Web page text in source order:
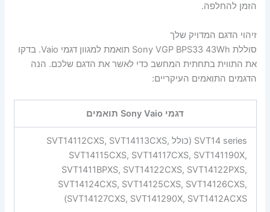
הזמן להחלפה.
זיהוי הדגם המדויק שלך
סוללת Sony VGP BPS33 43Wh תואמת למגוון דגמי Vaio. בדקו
את התווית בתחתית המחשב כדי לאשר את הדגם שלכם. הנה
הדגמים התואמים העיקריים:
דגמי Sony Vaio תואמים
SVT14 series (כולל SVT14112CXS, SVT14113CXS,
SVT14115CXS, SVT14117CXS, SVT141190X,
SVT1411BPXS, SVT14122CXS, SVT14122PXS,
SVT14124CXS, SVT14125CXS, SVT14126CXS,
SVT14127CXS, SVT141290X, SVT1412ACXS)